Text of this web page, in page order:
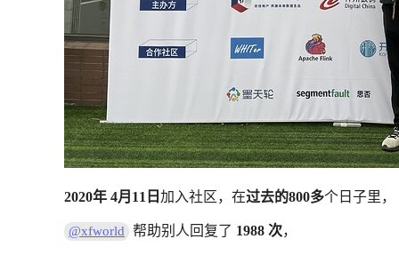
2020年 4月11日 加入社区，在过去的800多个日子里，
@xfworld 帮助别人回复了 1988 次，